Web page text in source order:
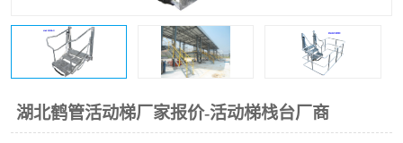
湖北鹤管活动梯厂家报价-活动梯栈台厂商